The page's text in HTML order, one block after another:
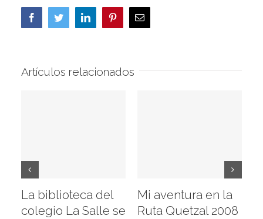
FacebookTwitterLinkedInPinterestCorreo
electrónico
Artículos relacionados
La biblioteca del
colegio La Salle se
Mi aventura en la
Ruta Quetzal 2008